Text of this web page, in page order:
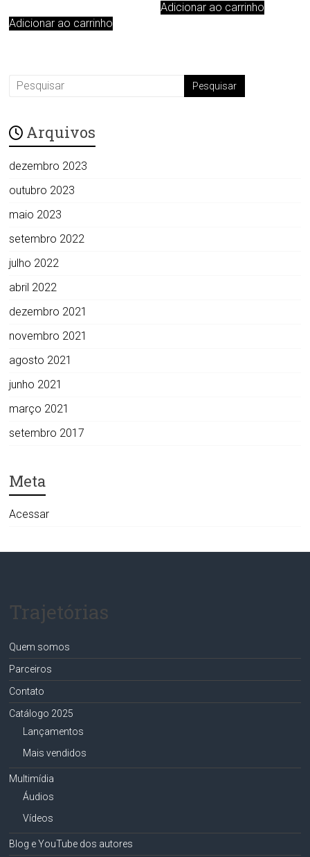
Adicionar ao carrinho
Adicionar ao carrinho
Arquivos
dezembro 2023
outubro 2023
maio 2023
setembro 2022
julho 2022
abril 2022
dezembro 2021
novembro 2021
agosto 2021
junho 2021
março 2021
setembro 2017
Meta
Acessar
Trajetórias
Quem somos
Parceiros
Contato
Catálogo 2025
Lançamentos
Mais vendidos
Multimídia
Áudios
Vídeos
Blog e YouTube dos autores